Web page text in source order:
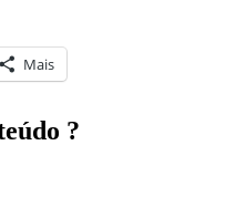
Mais
?